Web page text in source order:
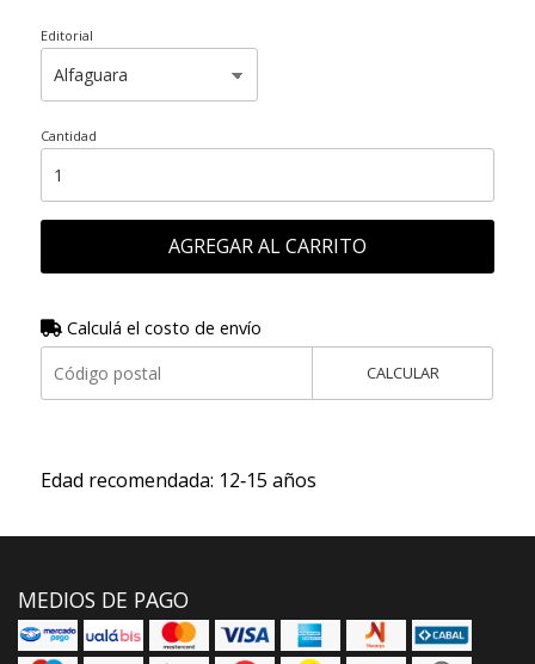
Editorial
Cantidad
AGREGAR AL CARRITO
Calculá el costo de envío
CALCULAR
Edad recomendada: 12‑15 años
MEDIOS DE PAGO